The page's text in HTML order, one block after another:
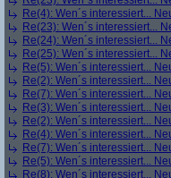
Re(4): Wen´s interessiert...
Re(23): Wen´s interessiert...
Re(24): Wen´s interessiert...
Re(25): Wen´s interessiert...
Re(5): Wen´s interessiert...
Re(2): Wen´s interessiert...
Re(7): Wen´s interessiert...
Re(3): Wen´s interessiert...
Re(2): Wen´s interessiert...
Re(4): Wen´s interessiert...
Re(7): Wen´s interessiert...
Re(5): Wen´s interessiert...
Re(8): Wen´s interessiert...